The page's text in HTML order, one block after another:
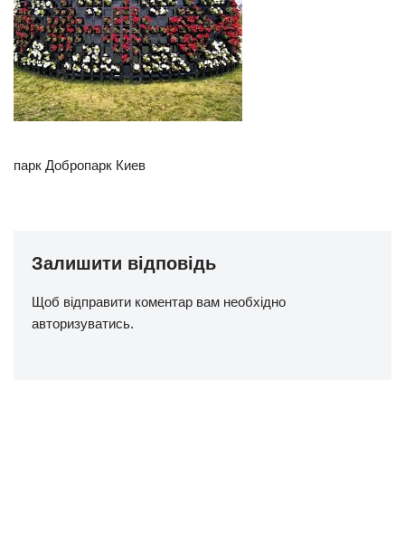
парк Добропарк Киев
Залишити відповідь
Щоб відправити коментар вам необхідно
авторизуватись.